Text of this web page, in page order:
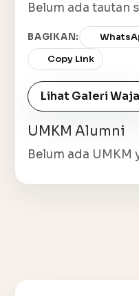
Belum ada tautan
BAGIKAN:
Copy Link
Lihat Galeri
UMKM Alumni
Belum ada UMKM